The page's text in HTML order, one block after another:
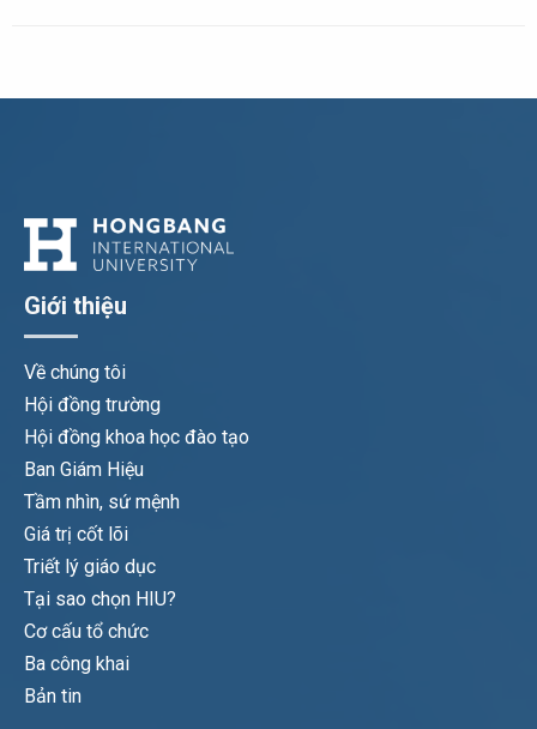
Giới thiệu
Về chúng tôi
Hội đồng trường
Hội đồng khoa học đào tạo
Ban Giám Hiệu
Tầm nhìn, sứ mệnh
Giá trị cốt lõi
Triết lý giáo dục
Tại sao chọn HIU?
Cơ cấu tổ chức
Ba công khai
Bản tin